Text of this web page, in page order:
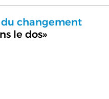
changement
le dos»